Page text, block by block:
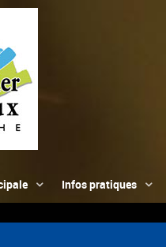
Infos pratiques